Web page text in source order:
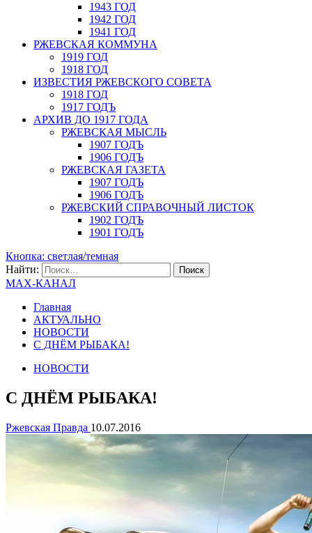
1943 ГОД
1942 ГОД
1941 ГОД
РЖЕВСКАЯ КОММУНА
1919 ГОД
1918 ГОД
ИЗВЕСТИЯ РЖЕВСКОГО СОВЕТА
1918 ГОД
1917 ГОДЪ
АРХИВ ДО 1917 ГОДА
РЖЕВСКАЯ МЫСЛЬ
1907 ГОДЪ
1906 ГОДЪ
РЖЕВСКАЯ ГАЗЕТА
1907 ГОДЪ
1906 ГОДЪ
РЖЕВСКИЙ СПРАВОЧНЫЙ ЛИСТОК
1902 ГОДЪ
1901 ГОДЪ
Кнопка: светлая/темная
Найти:
MAX-КАНАЛ
Главная
АКТУАЛЬНО
НОВОСТИ
С ДНЁМ РЫБАКА!
НОВОСТИ
С ДНЁМ РЫБАКА!
Ржевская Правда 10.07.2016